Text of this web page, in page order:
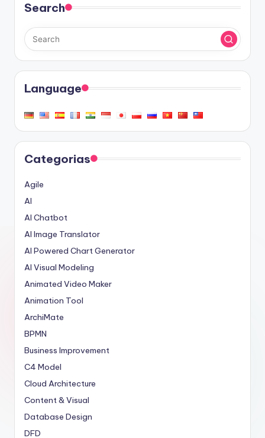
Search
Language
Categorias
Agile
AI
AI Chatbot
AI Image Translator
AI Powered Chart Generator
AI Visual Modeling
Animated Video Maker
Animation Tool
ArchiMate
BPMN
Business Improvement
C4 Model
Cloud Architecture
Content & Visual
Database Design
DFD